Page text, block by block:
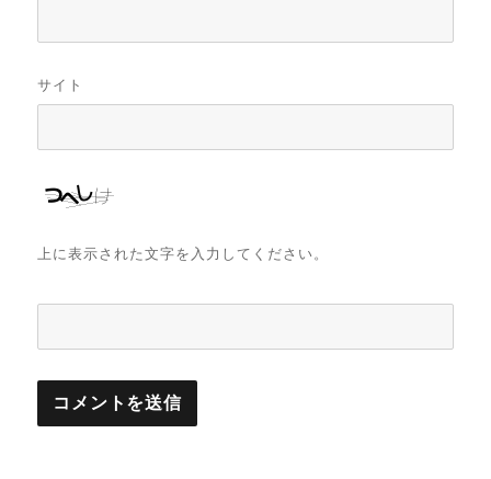
サイト
上に表示された文字を入力してください。